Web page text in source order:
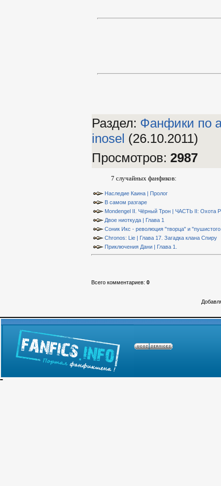
Раздел: Фанфики по
inosel (26.10.2011)
Просмотров: 2987
7 случайных фанфиков:
Наследие Каина | Пролог
В самом разгаре
Mondengel II. Чёрный Трон | ЧАСТЬ II: Охота
Двое ниоткуда | Глава 1
Соник Икс - революция "творца" и
Chronos: Lie | Глава 17. Загадка клана Спиру
Приключения Дани | Глава 1.
Всего комментариев: 0